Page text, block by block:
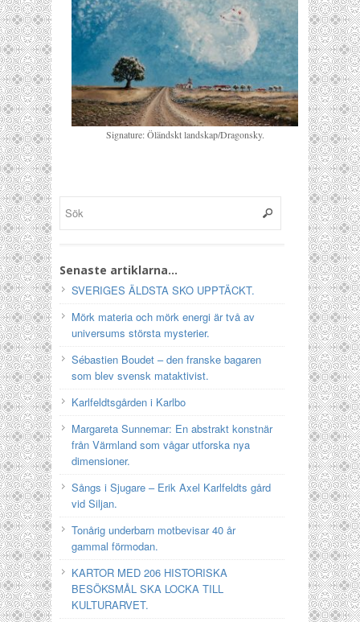
Signature: Öländskt landskap/Dragonsky.
Senaste artiklarna…
SVERIGES ÄLDSTA SKO UPPTÄCKT.
Mörk materia och mörk energi är två av
universums största mysterier.
Sébastien Boudet – den franske bagaren
som blev svensk mataktivist.
Karlfeldtsgården i Karlbo
Margareta Sunnemar: En abstrakt konstnär
från Värmland som vågar utforska nya
dimensioner.
Sångs i Sjugare – Erik Axel Karlfeldts gård
vid Siljan.
Tonårig underbarn motbevisar 40 år
gammal förmodan.
KARTOR MED 206 HISTORISKA
BESÖKSMÅL SKA LOCKA TILL
KULTURARVET.